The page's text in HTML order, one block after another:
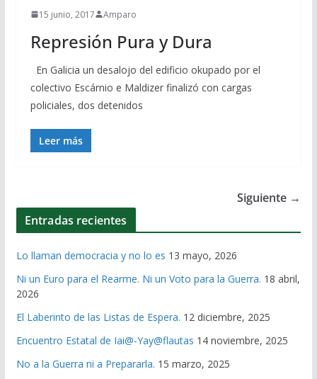
15 junio, 2017 Amparo
Represión Pura y Dura
En Galicia un desalojo del edificio okupado por el
colectivo Escárnio e Maldizer finalizó con cargas
policiales, dos detenidos
Leer más
Siguiente →
Entradas recientes
Lo llaman democracia y no lo es 13 mayo, 2026
Ni un Euro para el Rearme. Ni un Voto para la Guerra. 18 abril,
2026
El Laberinto de las Listas de Espera. 12 diciembre, 2025
Encuentro Estatal de Iai@-Yay@flautas 14 noviembre, 2025
No a la Guerra ni a Prepararla. 15 marzo, 2025